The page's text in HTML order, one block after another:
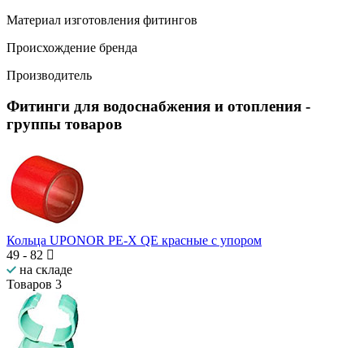
Материал изготовления фитингов
Происхождение бренда
Производитель
Фитинги для водоснабжения и отопления -
группы товаров
Кольца UPONOR PE-X QE красные с упором
49 - 82
на складе
Товаров 3